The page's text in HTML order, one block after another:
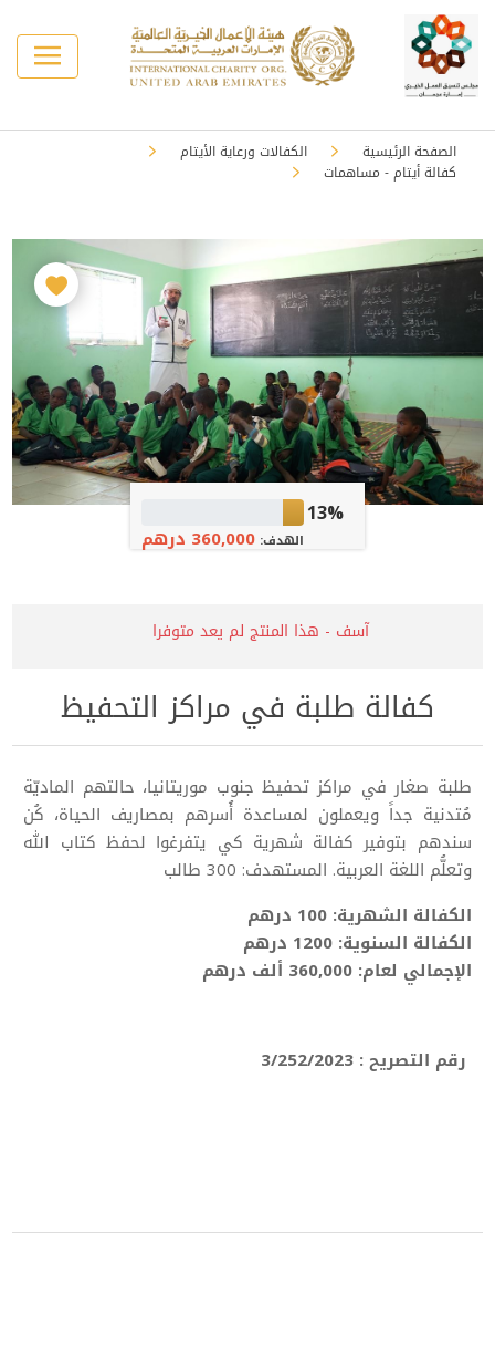
الصفحة الرئيسية
الكفالات ورعاية الأيتام
كفالة أيتام - مساهمات
13%
الهدف:360,000 درهم
آسف - هذا المنتج لم يعد متوفرا
كفالة طلبة في مراكز التحفيظ
طلبة صغار في مراكز تحفيظ جنوب موريتانيا، حالتهم الماديّة
مُتدنية جداً ويعملون لمساعدة أُسرهم بمصاريف الحياة، كُن
سندهم بتوفير كفالة شهرية كي يتفرغوا لحفظ كتاب الله
وتعلُّم اللغة العربية. المستهدف: 300 طالب
الكفالة الشهرية: 100 درهم
الكفالة السنوية: 1200 درهم
الإجمالي لعام: 360,000 ألف درهم
رقم التصريح : 3/252/2023